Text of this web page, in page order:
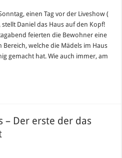
einen Tag vor der Liveshow (
Daniel das Haus auf den Kopf!
feierten die Bewohner eine
welche die Mädels im Haus
gemacht hat. Wie auch immer, am
– Der erste der das